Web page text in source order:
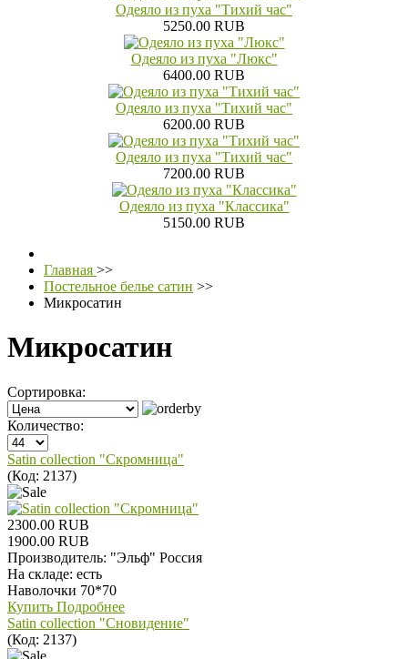
Одеяло из пуха "Тихий час"
5250.00 RUB
Одеяло из пуха "Люкс"
6400.00 RUB
Одеяло из пуха "Тихий час"
6200.00 RUB
Одеяло из пуха "Тихий час"
7200.00 RUB
Одеяло из пуха "Классика"
5150.00 RUB
Главная >>
Постельное белье сатин >>
Микросатин
Микросатин
Сортировка:
Количество:
Satin collection "Скромница"
(Код: 2137)
2300.00 RUB
1900.00 RUB
Производитель: "Эльф" Россия
На складе: есть
Наволочки 70*70
Купить Подробнее
Satin collection "Сновидение"
(Код: 2137)